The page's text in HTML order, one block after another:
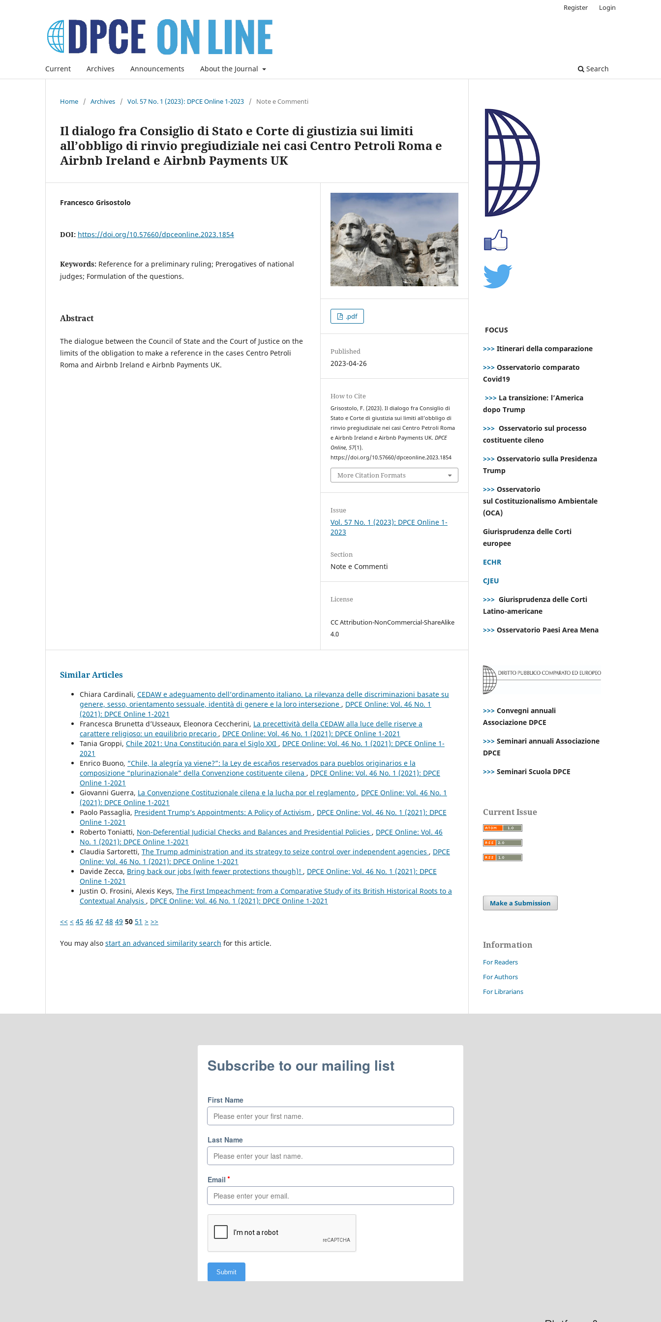
Current Archives Announcements About the Journal Search
Register Login
Home / Archives / Vol. 57 No. 1 (2023): DPCE Online 1-2023 / Note e Commenti
Il dialogo fra Consiglio di Stato e Corte di giustizia sui limiti
all’obbligo di rinvio pregiudiziale nei casi Centro Petroli Roma e
Airbnb Ireland e Airbnb Payments UK
Francesco Grisostolo
DOI: https://doi.org/10.57660/dpceonline.2023.1854
Keywords: Reference for a preliminary ruling; Prerogatives of national
judges; Formulation of the questions.
Abstract
The dialogue between the Council of State and the Court of Justice on the
limits of the obligation to make a reference in the cases Centro Petroli
Roma and Airbnb Ireland e Airbnb Payments UK.
.pdf
Published
2023-04-26
How to Cite
Grisostolo, F. (2023). Il dialogo fra Consiglio di
Stato e Corte di giustizia sui limiti all’obbligo di
rinvio pregiudiziale nei casi Centro Petroli Roma
e Airbnb Ireland e Airbnb Payments UK.DPCE
Online,57(1).
https://doi.org/10.57660/dpceonline.2023.1854
More Citation Formats
Issue
Vol. 57 No. 1 (2023): DPCE Online 1-
2023
Section
Note e Commenti
License
CC Attribution-NonCommercial-ShareAlike
4.0
Similar Articles
Chiara Cardinali, CEDAW e adeguamento dell’ordinamento italiano. La rilevanza delle discriminazioni basate su
genere, sesso, orientamento sessuale, identità di genere e la loro intersezione , DPCE Online: Vol. 46 No. 1
(2021): DPCE Online 1-2021
Francesca Brunetta d’Usseaux, Eleonora Ceccherini, La precettività della CEDAW alla luce delle riserve a
carattere religioso: un equilibrio precario , DPCE Online: Vol. 46 No. 1 (2021): DPCE Online 1-2021
Tania Groppi, Chile 2021: Una Constitución para el Siglo XXI , DPCE Online: Vol. 46 No. 1 (2021): DPCE Online 1-
2021
Enrico Buono, “Chile, la alegría ya viene?”: la Ley de escaños reservados para pueblos originarios e la
composizione “plurinazionale” della Convenzione costituente cilena , DPCE Online: Vol. 46 No. 1 (2021): DPCE
Online 1-2021
Giovanni Guerra, La Convenzione Costituzionale cilena e la lucha por el reglamento , DPCE Online: Vol. 46 No. 1
(2021): DPCE Online 1-2021
Paolo Passaglia, President Trump’s Appointments: A Policy of Activism , DPCE Online: Vol. 46 No. 1 (2021): DPCE
Online 1-2021
Roberto Toniatti, Non-Deferential Judicial Checks and Balances and Presidential Policies , DPCE Online: Vol. 46
No. 1 (2021): DPCE Online 1-2021
Claudia Sartoretti, The Trump administration and its strategy to seize control over independent agencies , DPCE
Online: Vol. 46 No. 1 (2021): DPCE Online 1-2021
Davide Zecca, Bring back our jobs (with fewer protections though)! , DPCE Online: Vol. 46 No. 1 (2021): DPCE
Online 1-2021
Justin O. Frosini, Alexis Keys, The First Impeachment: from a Comparative Study of its British Historical Roots to a
Contextual Analysis , DPCE Online: Vol. 46 No. 1 (2021): DPCE Online 1-2021
<< < 45 46 47 48 49 50 51 > >>
You may also start an advanced similarity search for this article.
FOCUS
>>> Itinerari della comparazione
>>> Osservatorio comparato
Covid19
>>> La transizione: l’America
dopo Trump
>>> Osservatorio sul processo
costituente cileno
>>> Osservatorio sulla Presidenza
Trump
>>> Osservatorio
sul Costituzionalismo Ambientale
(OCA)
Giurisprudenza delle Corti
europee
ECHR
CJEU
>>> Giurisprudenza delle Corti
Latino-americane
>>> Osservatorio Paesi Area Mena
>>> Convegni annuali
Associazione DPCE
>>> Seminari annuali Associazione
DPCE
>>> Seminari Scuola DPCE
Current Issue
Make a Submission
Information
For Readers
For Authors
For Librarians